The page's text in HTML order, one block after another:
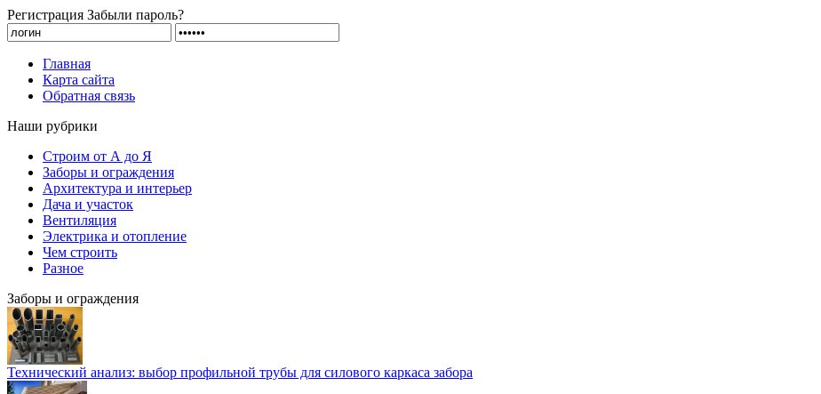
Регистрация Забыли пароль?
Главная
Карта сайта
Обратная связь
Наши рубрики
Строим от А до Я
Заборы и ограждения
Архитектура и интерьер
Дача и участок
Вентиляция
Электрика и отопление
Чем строить
Разное
Заборы и ограждения
Технический анализ: выбор профильной трубы для силового каркаса забора